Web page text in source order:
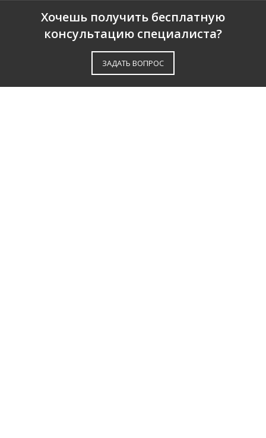
Хочешь получить бесплатную
консультацию специалиста?
ЗАДАТЬ ВОПРОС